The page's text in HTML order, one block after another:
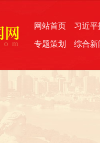
网站首页 习近
专题策划 综合新